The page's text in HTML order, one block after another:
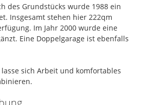
des Grundstücks wurde 1988 ein
Insgesamt stehen hier 222qm
Im Jahr 2000 wurde eine
Eine Doppelgarage ist ebenfalls
sich Arbeit und komfortables